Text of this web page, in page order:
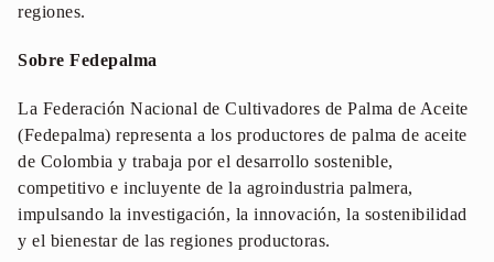
regiones.
Sobre Fedepalma
La Federación Nacional de Cultivadores de Palma de Aceite
(Fedepalma) representa a los productores de palma de aceite
de Colombia y trabaja por el desarrollo sostenible,
competitivo e incluyente de la agroindustria palmera,
impulsando la investigación, la innovación, la sostenibilidad
y el bienestar de las regiones productoras.